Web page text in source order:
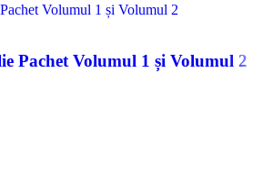
Pachet Volumul 1 și Volumul 2